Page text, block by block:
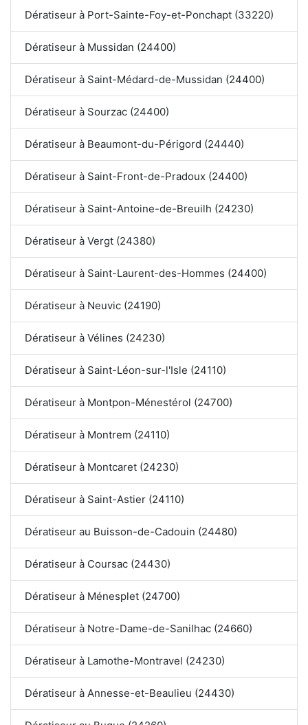
Dératiseur à Port-Sainte-Foy-et-Ponchapt (33220)
Dératiseur à Mussidan (24400)
Dératiseur à Saint-Médard-de-Mussidan (24400)
Dératiseur à Sourzac (24400)
Dératiseur à Beaumont-du-Périgord (24440)
Dératiseur à Saint-Front-de-Pradoux (24400)
Dératiseur à Saint-Antoine-de-Breuilh (24230)
Dératiseur à Vergt (24380)
Dératiseur à Saint-Laurent-des-Hommes (24400)
Dératiseur à Neuvic (24190)
Dératiseur à Vélines (24230)
Dératiseur à Saint-Léon-sur-l'Isle (24110)
Dératiseur à Montpon-Ménestérol (24700)
Dératiseur à Montrem (24110)
Dératiseur à Montcaret (24230)
Dératiseur à Saint-Astier (24110)
Dératiseur au Buisson-de-Cadouin (24480)
Dératiseur à Coursac (24430)
Dératiseur à Ménesplet (24700)
Dératiseur à Notre-Dame-de-Sanilhac (24660)
Dératiseur à Lamothe-Montravel (24230)
Dératiseur à Annesse-et-Beaulieu (24430)